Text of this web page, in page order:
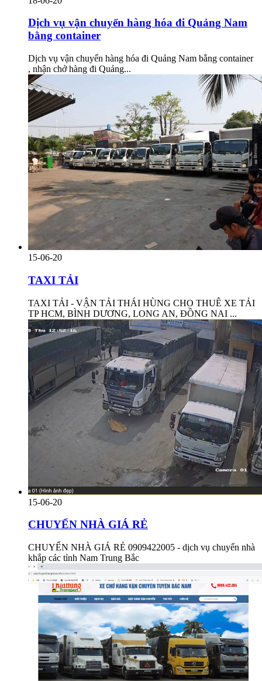
Dịch vụ vận chuyển hàng hóa đi Quảng Nam
bằng container
Dịch vụ vận chuyển hàng hóa đi Quảng Nam bằng container
, nhận chở hàng đi Quảng...
15-06-20
TAXI TẢI
TAXI TẢI - VẬN TẢI THÁI HÙNG CHO THUÊ XE TẢI
TP HCM, BÌNH DƯƠNG, LONG AN, ĐỒNG NAI ...
15-06-20
CHUYỂN NHÀ GIÁ RẺ
CHUYỂN NHÀ GIÁ RẺ 0909422005 - dịch vụ chuyển nhà
khắp các tỉnh Nam Trung Bắc